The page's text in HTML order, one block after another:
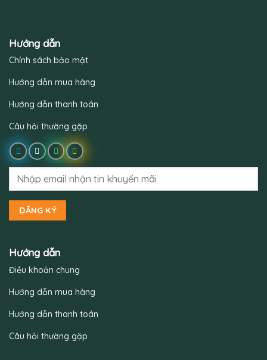
Hướng dẫn
Chính sách bảo mật
Hướng dẫn mua hàng
Hướng dẫn thanh toán
Câu hỏi thường gặp
Hướng dẫn
Điều khoản chung
Hướng dẫn mua hàng
Hướng dẫn thanh toán
Câu hỏi thường gặp